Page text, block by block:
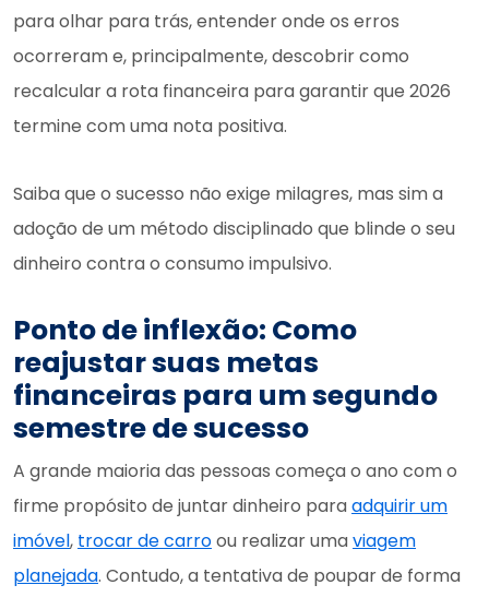
para olhar para trás, entender onde os erros
ocorreram e, principalmente, descobrir como
recalcular a rota financeira para garantir que 2026
termine com uma nota positiva.
Saiba que o sucesso não exige milagres, mas sim a
adoção de um método disciplinado que blinde o seu
dinheiro contra o consumo impulsivo.
Ponto de inflexão: Como
reajustar suas metas
financeiras para um segundo
semestre de sucesso
A grande maioria das pessoas começa o ano com o
firme propósito de juntar dinheiro paraadquirir um
imóvel, trocar de carroou realizar umaviagem
planejada. Contudo, a tentativa de poupar de forma